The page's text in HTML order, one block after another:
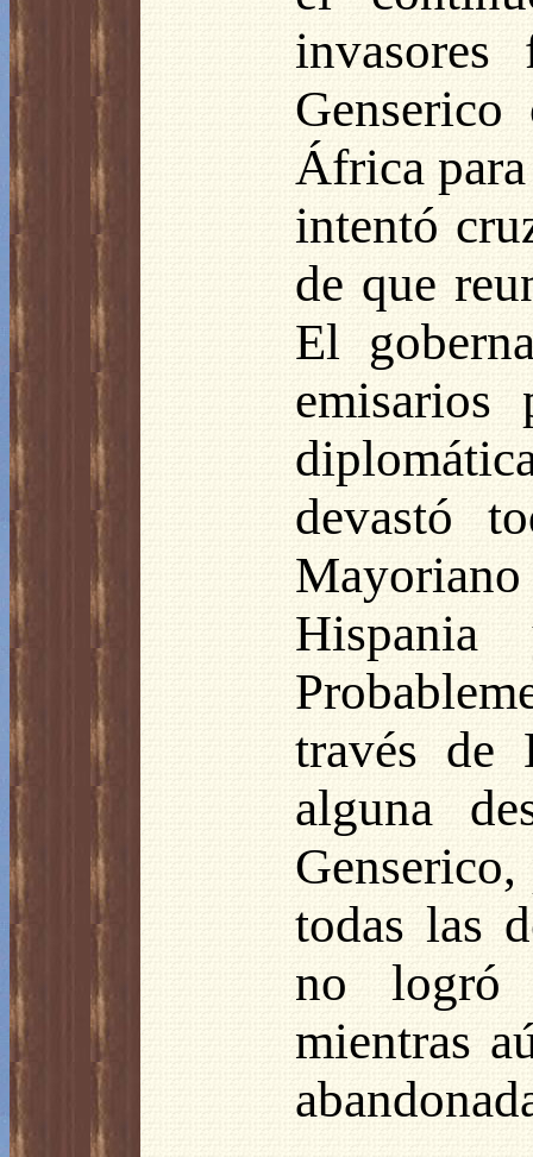
invasores
África
intentó
de que
El
emisarios
devastó
través de
alguna
todas las
no logró
mientras